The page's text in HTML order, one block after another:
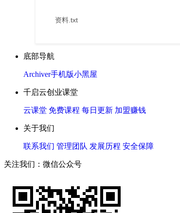
资料.txt
底部导航
Archiver手机版小黑屋
千启云创业课堂
云课堂 免费课程 每日更新 加盟赚钱
关于我们
联系我们 管理团队 发展历程 安全保障
关注我们：微信公众号